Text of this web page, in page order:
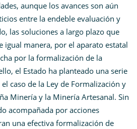
aunque los avances son aún
entre la endeble evaluación y
las soluciones a largo plazo que
igual manera, por el aparato estatal
por la formalización de la
el Estado ha planteado una serie
caso de la Ley de Formalización y
Minería y la Minería Artesanal. Sin
acompañada por acciones
una efectiva formalización de